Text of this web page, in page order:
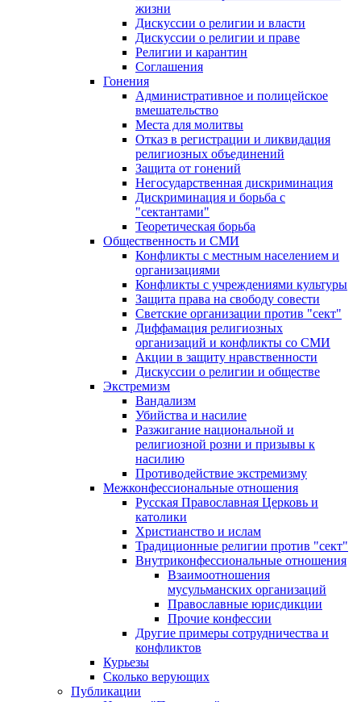
жизни
Дискуссии о религии и власти
Дискуссии о религии и праве
Религии и карантин
Соглашения
Гонения
Административное и полицейское
вмешательство
Места для молитвы
Отказ в регистрации и ликвидация
религиозных объединений
Защита от гонений
Негосударственная дискриминация
Дискриминация и борьба с
"сектантами"
Теоретическая борьба
Общественность и СМИ
Конфликты с местным населением и
организациями
Конфликты с учреждениями культуры
Защита права на свободу совести
Светские организации против "сект"
Диффамация религиозных
организаций и конфликты со СМИ
Акции в защиту нравственности
Дискуссии о религии и обществе
Экстремизм
Вандализм
Убийства и насилие
Разжигание национальной и
религиозной розни и призывы к
насилию
Противодействие экстремизму
Межконфессиональные отношения
Русская Православная Церковь и
католики
Христианство и ислам
Традиционные религии против "сект"
Внутриконфессиональные отношения
Взаимоотношения
мусульманских организаций
Православные юрисдикции
Прочие конфессии
Другие примеры сотрудничества и
конфликтов
Курьезы
Сколько верующих
Публикации